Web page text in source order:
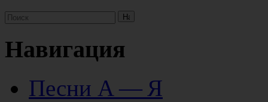
Навигация
Песни А — Я